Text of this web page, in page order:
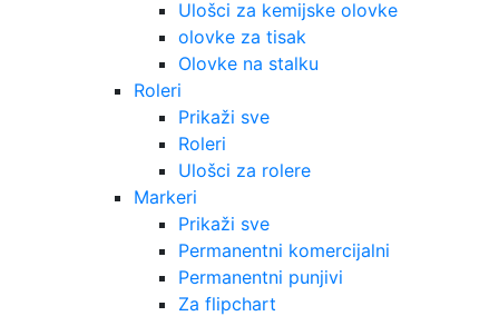
Ulošci za kemijske olovke
olovke za tisak
Olovke na stalku
Roleri
Prikaži sve
Roleri
Ulošci za rolere
Markeri
Prikaži sve
Permanentni komercijalni
Permanentni punjivi
Za flipchart